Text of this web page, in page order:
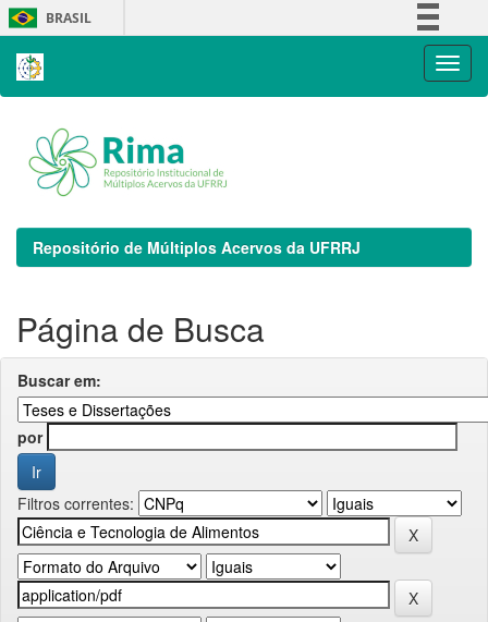
Skip
navigation
BRASIL
Repositório de Múltiplos Acervos da UFRRJ
Página de Busca
Buscar em:
por
Filtros correntes: